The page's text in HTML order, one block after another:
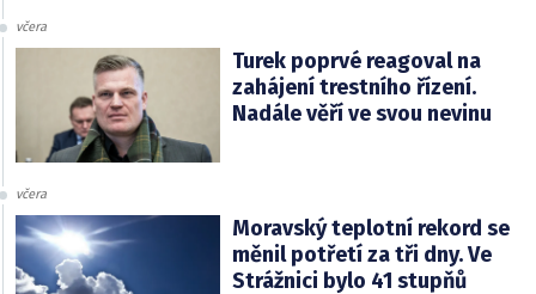
včera
Turek poprvé reagoval na
zahájení trestního řízení.
Nadále věří ve svou nevinu
včera
Moravský teplotní rekord se
měnil potřetí za tři dny. Ve
Strážnici bylo 41 stupňů